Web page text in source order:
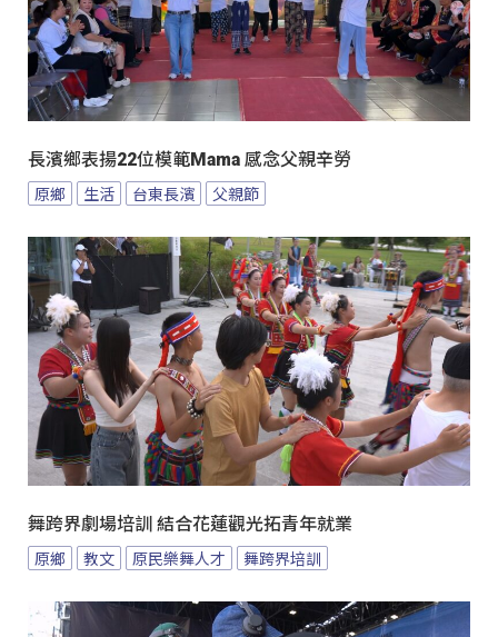
長濱鄉表揚22位模範Mama 感念父親辛勞
原鄉 生活 台東長濱 父親節
舞跨界劇場培訓 結合花蓮觀光拓青年就業
原鄉 教文 原民樂舞人才 舞跨界培訓